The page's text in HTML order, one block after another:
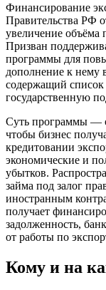
Финансирование
Правительства РФ
увеличение объёма
Призван
программы для
дополнение к
содержащий
государственную
Суть программы ―
чтобы бизнес
кредитовании
экономические и
убытков.
займа под залог
иностранным
получает
задолженность,
от работы по
Кому и на